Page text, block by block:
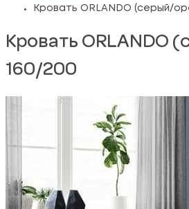
Кровать ORLANDO (серый/
Кровать ORLANDO
160/200